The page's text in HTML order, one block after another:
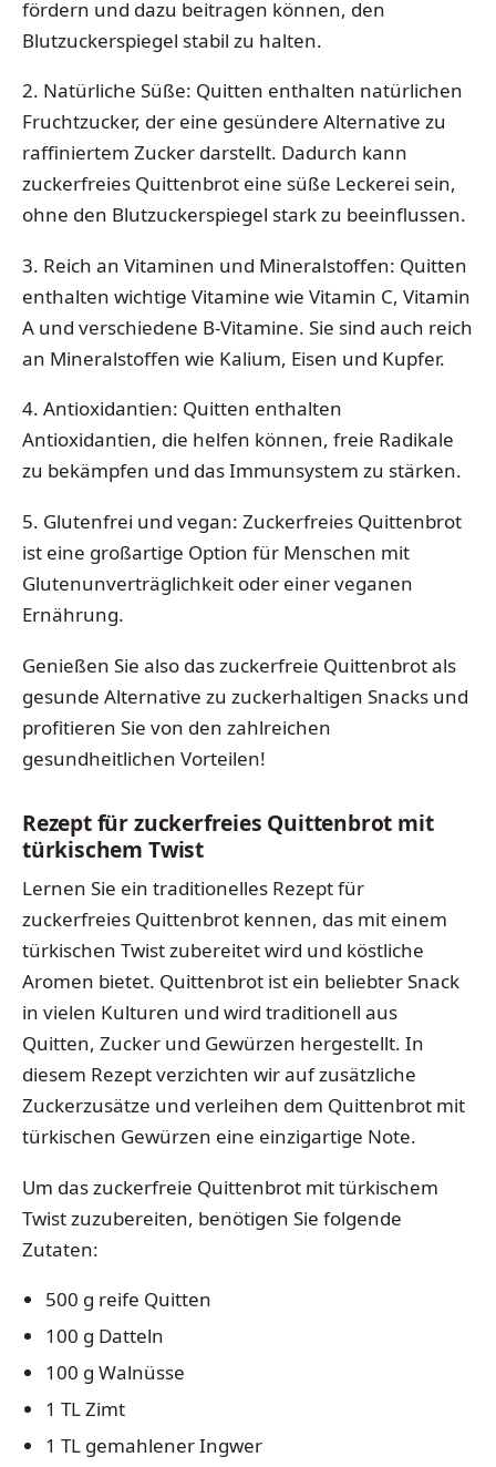
fördern und dazu beitragen können, den
Blutzuckerspiegel stabil zu halten.
2. Natürliche Süße: Quitten enthalten natürlichen
Fruchtzucker, der eine gesündere Alternative zu
raffiniertem Zucker darstellt. Dadurch kann
zuckerfreies Quittenbrot eine süße Leckerei sein,
ohne den Blutzuckerspiegel stark zu beeinflussen.
3. Reich an Vitaminen und Mineralstoffen: Quitten
enthalten wichtige Vitamine wie Vitamin C, Vitamin
A und verschiedene B-Vitamine. Sie sind auch reich
an Mineralstoffen wie Kalium, Eisen und Kupfer.
4. Antioxidantien: Quitten enthalten
Antioxidantien, die helfen können, freie Radikale
zu bekämpfen und das Immunsystem zu stärken.
5. Glutenfrei und vegan: Zuckerfreies Quittenbrot
ist eine großartige Option für Menschen mit
Glutenunverträglichkeit oder einer veganen
Ernährung.
Genießen Sie also das zuckerfreie Quittenbrot als
gesunde Alternative zu zuckerhaltigen Snacks und
profitieren Sie von den zahlreichen
gesundheitlichen Vorteilen!
Rezept für zuckerfreies Quittenbrot mit
türkischem Twist
Lernen Sie ein traditionelles Rezept für
zuckerfreies Quittenbrot kennen, das mit einem
türkischen Twist zubereitet wird und köstliche
Aromen bietet. Quittenbrot ist ein beliebter Snack
in vielen Kulturen und wird traditionell aus
Quitten, Zucker und Gewürzen hergestellt. In
diesem Rezept verzichten wir auf zusätzliche
Zuckerzusätze und verleihen dem Quittenbrot mit
türkischen Gewürzen eine einzigartige Note.
Um das zuckerfreie Quittenbrot mit türkischem
Twist zuzubereiten, benötigen Sie folgende
Zutaten:
500 g reife Quitten
100 g Datteln
100 g Walnüsse
1 TL Zimt
1 TL gemahlener Ingwer